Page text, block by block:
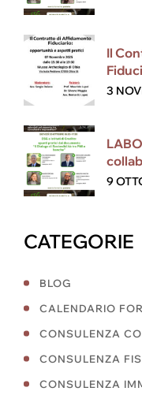
Il
3
9
CATEGORIE
BLOG
CALENDARIO
CONSULENZA
CONSULENZA
CONSULENZA